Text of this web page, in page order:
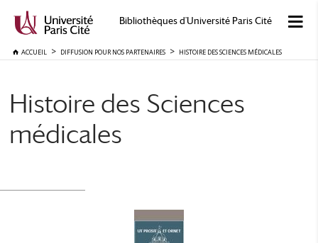
Bibliothèques d'Université Paris Cité
ACCUEIL DIFFUSION POUR NOS PARTENAIRES HISTOIRE DES SCIENCES MÉDICALES
Histoire des Sciences
médicales